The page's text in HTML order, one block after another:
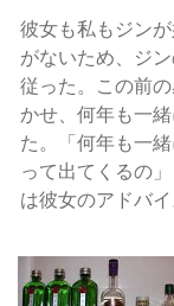
彼女も私もジン
がないため、ジ
従った。この前
かせ、何年も一
た。「何年も一
って出てくるの
は彼女のアドバイ